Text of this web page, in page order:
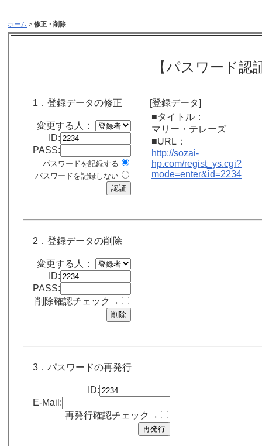
ホーム > 修正・削除
【パスワード認
1．登録データの修正
変更する人：
ID:
PASS:
パスワードを記録する
パスワードを記録しない
[登録データ]
■タイトル：
マリー・テレーズ
■URL：
http://sozai-
hp.com/regist_ys.cgi?
mode=enter&id=2234
2．登録データの削除
変更する人：
ID:
PASS:
削除確認チェック→
3．パスワードの再発行
ID:
E-Mail:
再発行確認チェック→